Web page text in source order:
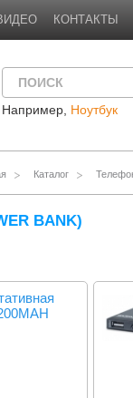
КОНТАКТЫ
Например, Ноутбук
Каталог
BANK)